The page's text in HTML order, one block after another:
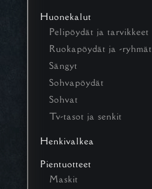
Huonekalut
Pelipöydät ja tarvikkeet
Ruokapöydät ja -ryhmät
Sängyt
Sohvapöydät
Sohvat
Tv-tasot ja senkit
Henkivalkea
Pientuotteet
Maskit